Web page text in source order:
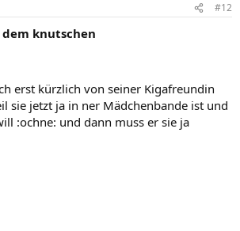
#12
knutschen
erst kürzlich von seiner Kigafreundin
sie jetzt ja in ner Mädchenbande ist und
:ochne: und dann muss er sie ja